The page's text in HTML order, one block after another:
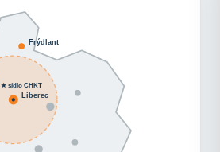
Liberec
Frýdlant
★ sídlo CHKT